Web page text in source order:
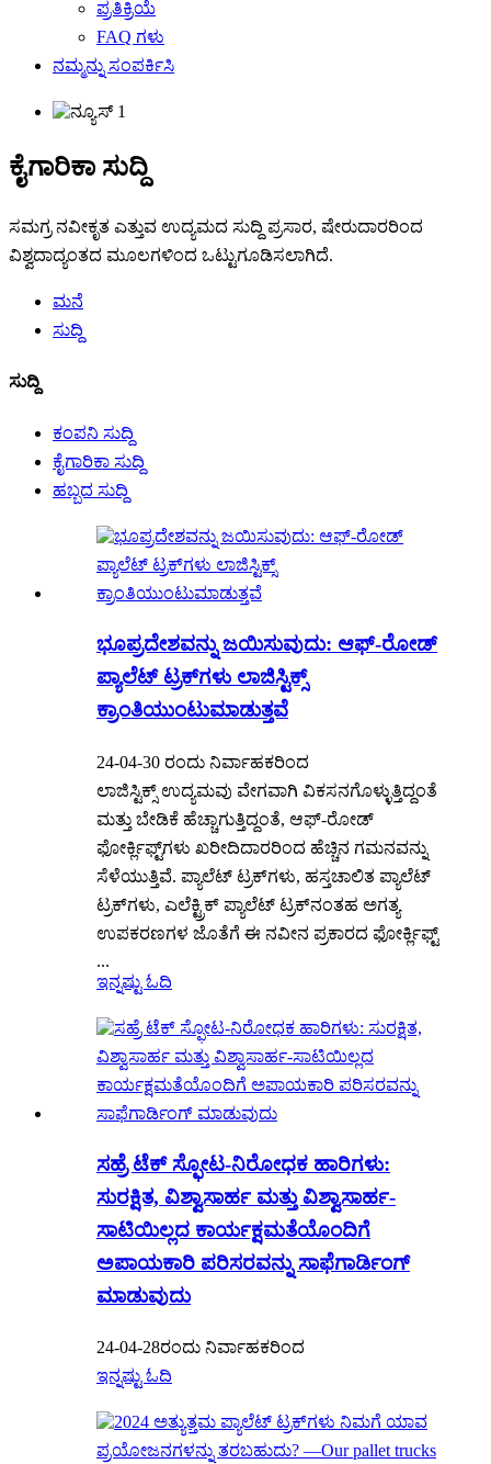
ಪ್ರತಿಕ್ರಿಯೆ
FAQ ಗಳು
ನಮ್ಮನ್ನು ಸಂಪರ್ಕಿಸಿ
ಕೈಗಾರಿಕಾ ಸುದ್ದಿ
ಸಮಗ್ರ ನವೀಕೃತ ಎತ್ತುವ ಉದ್ಯಮದ ಸುದ್ದಿ ಪ್ರಸಾರ, ಷೇರುದಾರರಿಂದ
ವಿಶ್ವದಾದ್ಯಂತದ ಮೂಲಗಳಿಂದ ಒಟ್ಟುಗೂಡಿಸಲಾಗಿದೆ.
ಮನೆ
ಸುದ್ದಿ
ಸುದ್ದಿ
ಕಂಪನಿ ಸುದ್ದಿ
ಕೈಗಾರಿಕಾ ಸುದ್ದಿ
ಹಬ್ಬದ ಸುದ್ದಿ
ಭೂಪ್ರದೇಶವನ್ನು ಜಯಿಸುವುದು: ಆಫ್-ರೋಡ್
ಪ್ಯಾಲೆಟ್ ಟ್ರಕ್‌ಗಳು ಲಾಜಿಸ್ಟಿಕ್ಸ್
ಕ್ರಾಂತಿಯುಂಟುಮಾಡುತ್ತವೆ
24-04-30 ರಂದು ನಿರ್ವಾಹಕರಿಂದ
ಲಾಜಿಸ್ಟಿಕ್ಸ್ ಉದ್ಯಮವು ವೇಗವಾಗಿ ವಿಕಸನಗೊಳ್ಳುತ್ತಿದ್ದಂತೆ
ಮತ್ತು ಬೇಡಿಕೆ ಹೆಚ್ಚಾಗುತ್ತಿದ್ದಂತೆ, ಆಫ್-ರೋಡ್
ಫೋರ್ಕ್ಲಿಫ್ಟ್‌ಗಳು ಖರೀದಿದಾರರಿಂದ ಹೆಚ್ಚಿನ ಗಮನವನ್ನು
ಸೆಳೆಯುತ್ತಿವೆ. ಪ್ಯಾಲೆಟ್ ಟ್ರಕ್‌ಗಳು, ಹಸ್ತಚಾಲಿತ ಪ್ಯಾಲೆಟ್
ಟ್ರಕ್‌ಗಳು, ಎಲೆಕ್ಟ್ರಿಕ್ ಪ್ಯಾಲೆಟ್ ಟ್ರಕ್‌ನಂತಹ ಅಗತ್ಯ
ಉಪಕರಣಗಳ ಜೊತೆಗೆ ಈ ನವೀನ ಪ್ರಕಾರದ ಫೋರ್ಕ್ಲಿಫ್ಟ್
...
ಇನ್ನಷ್ಟು ಓದಿ
ಸಹ್ರೆ ಟೆಕ್ ಸ್ಫೋಟ-ನಿರೋಧಕ ಹಾರಿಗಳು:
ಸುರಕ್ಷಿತ, ವಿಶ್ವಾಸಾರ್ಹ ಮತ್ತು ವಿಶ್ವಾಸಾರ್ಹ-
ಸಾಟಿಯಿಲ್ಲದ ಕಾರ್ಯಕ್ಷಮತೆಯೊಂದಿಗೆ
ಅಪಾಯಕಾರಿ ಪರಿಸರವನ್ನು ಸಾಫೆಗಾರ್ಡಿಂಗ್
ಮಾಡುವುದು
24-04-28ರಂದು ನಿರ್ವಾಹಕರಿಂದ
ಇನ್ನಷ್ಟು ಓದಿ